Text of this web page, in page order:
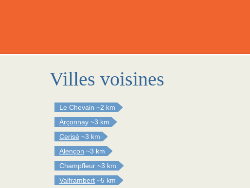
Villes voisines
Le Chevain ~2 km
Arçonnay ~3 km
Cerisé ~3 km
Alençon ~3 km
Champfleur ~3 km
Valframbert ~5 km